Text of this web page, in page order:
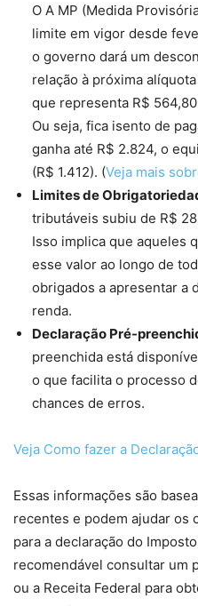
O A MP (Medida
limite em vigor desde
o governo dará um
relação à próxima
que representa R$
Ou seja, fica isento de
ganha até R$ 2.824, o
(R$ 1.412). (Veja mais
Limites de
tributáveis subiu de R$
Isso implica que aqueles
esse valor ao longo de
obrigados a apresentar a
renda.
Declaração Pré-
preenchida está
o que facilita o processo
chances de erros.
Veja Como fazer a
Essas informações são
recentes e podem ajudar os
para a declaração do
recomendável consultar um
ou a Receita Federal para